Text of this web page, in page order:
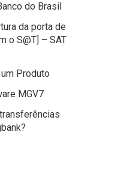
do Brasil
da porta de
o S@T] – SAT
Produto
MGV7